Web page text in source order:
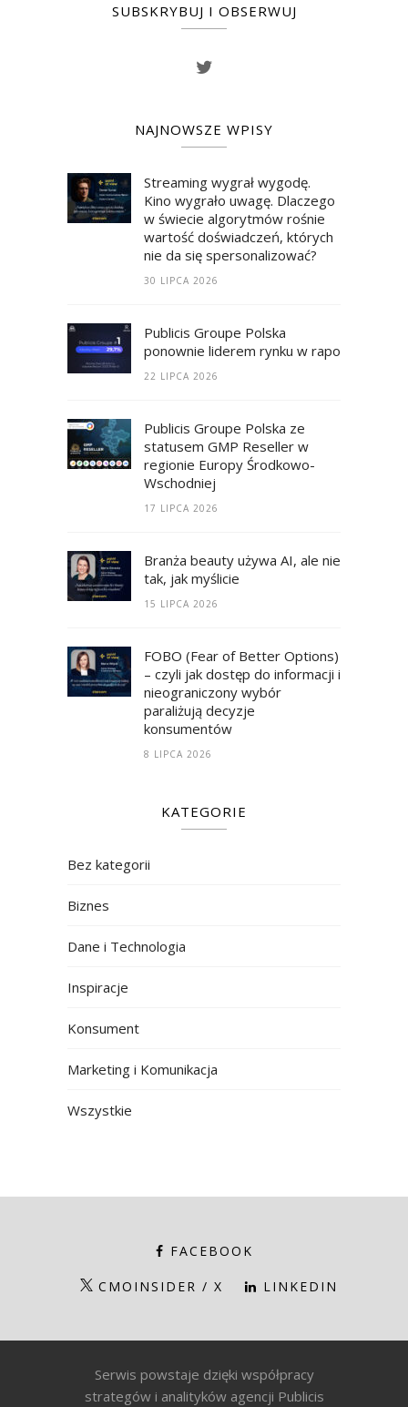
SUBSKRYBUJ I OBSERWUJ
NAJNOWSZE WPISY
Streaming wygrał wygodę.
Kino wygrało uwagę. Dlaczego
w świecie algorytmów rośnie
wartość doświadczeń, których
nie da się spersonalizować?
30 LIPCA 2026
Publicis Groupe Polska
ponownie liderem rynku w raporcie
22 LIPCA 2026
Publicis Groupe Polska ze
statusem GMP Reseller w
regionie Europy Środkowo-
Wschodniej
17 LIPCA 2026
Branża beauty używa AI, ale nie
tak, jak myślicie
15 LIPCA 2026
FOBO (Fear of Better Options)
– czyli jak dostęp do informacji i
nieograniczony wybór
paraliżują decyzje
konsumentów
8 LIPCA 2026
KATEGORIE
Bez kategorii
Biznes
Dane i Technologia
Inspiracje
Konsument
Marketing i Komunikacja
Wszystkie
FACEBOOK
CMOINSIDER / X LINKEDIN
Serwis powstaje dzięki współpracy
strategów i analityków agencji Publicis